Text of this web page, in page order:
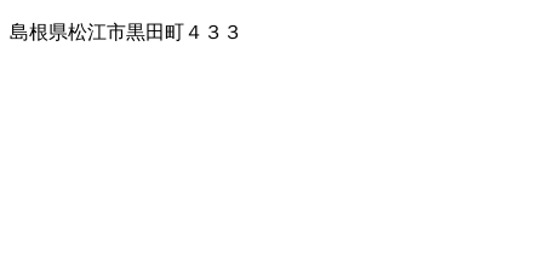
島根県松江市黒田町４３３